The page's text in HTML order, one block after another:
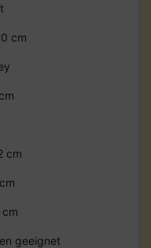
cm
cm
geeignet